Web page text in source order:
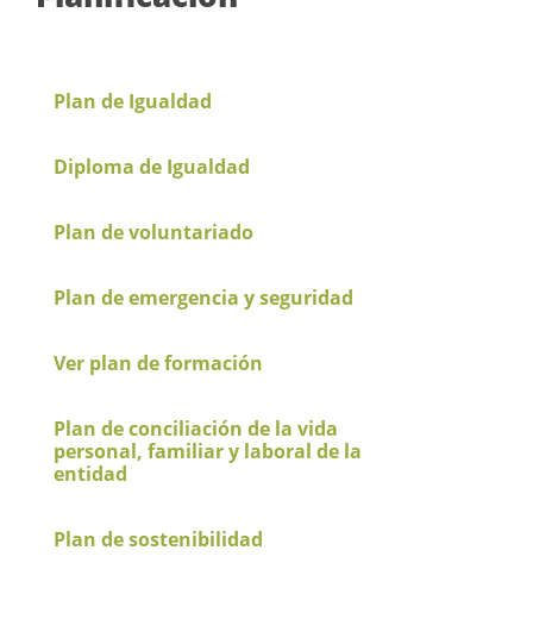
Plan de Igualdad
Diploma de Igualdad
Plan de voluntariado
Plan de emergencia y seguridad
Ver plan de formación
Plan de conciliación de la vida
personal, familiar y laboral de la
entidad
Plan de sostenibilidad